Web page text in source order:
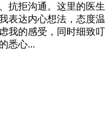
抗拒沟通。这里的医生
表达内心想法，态度温
我的感受，同时细致叮
悉心...